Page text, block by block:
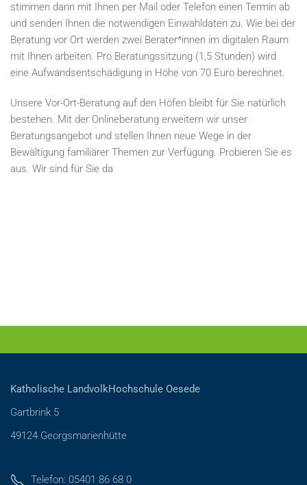
stimmen dann mit Ihnen per Mail oder Telefon einen Termin ab
und senden Ihnen die notwendigen Einwahldaten zu. Wie bei der
Beratung vor Ort werden zwei Berater*innen im digitalen Raum
mit Ihnen arbeiten. Pro Beratungssitzung (1,5 Stunden) wird
eine Aufwandsentschädigung in Höhe von 70 Euro berechnet.
Unsere Vor-Ort-Beratung auf den Höfen bleibt für Sie natürlich
bestehen. Mit der Onlineberatung erweitern wir unser
Beratungsangebot und stellen Ihnen neue Wege in der
Bewältigung familiärer Themen zur Verfügung. Probieren Sie es
aus. Wir sind für Sie da
Katholische LandvolkHochschule Oesede
Gartbrink 5
49124 Georgsmarienhütte
Telefon: 05401 86 68 0